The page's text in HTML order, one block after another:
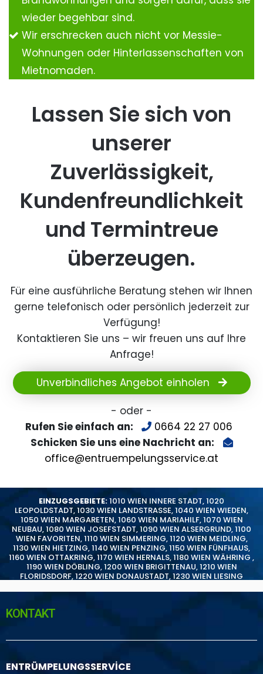
wieder begehbar sind.
Wir erschrecken auch nicht vor Messie-
Wohnungen oder Hinterlassenschaften von
Mietnomaden.
Lassen Sie sich von
unserer
Zuverlässigkeit,
Kundenfreundlichkeit
und Termintreue
überzeugen.
Für eine ausführliche Beratung stehen wir Ihnen
gerne telefonisch oder persönlich jederzeit zur
Verfügung!
Kontaktieren Sie uns – wir freuen uns auf Ihre
Anfrage!
Unverbindliches Angebot einholen
- oder -
Rufen Sie einfach an:
0664 22 27 006
Schicken Sie uns eine Nachricht an:
office@entruempelungsservice.at
EINZUGSGEBIETE:1010 WIEN INNERE STADT,1020
LEOPOLDSTADT,1030 WIEN LANDSTRASSE,1040 WIEN WIEDEN,
1050 WIEN MARGARETEN,1060 WIEN MARIAHILF,1070 WIEN
NEUBAU,1080 WIEN JOSEFSTADT,1090 WIEN ALSERGRUND,1100
WIEN FAVORITEN,1110 WIEN SIMMERING,1120 WIEN MEIDLING,
1130 WIEN HIETZING,1140 WIEN PENZING,1150 WIEN FÜNFHAUS,
1160 WIEN OTTAKRING,1170 WIEN HERNALS,1180 WIEN WÄHRING ,
1190 WIEN DÖBLING,1200 WIEN BRIGITTENAU,1210 WIEN
FLORIDSDORF,1220 WIEN DONAUSTADT,1230 WIEN LIESING
KONTAKT
ENTRÜMPELUNGSSERVİCE